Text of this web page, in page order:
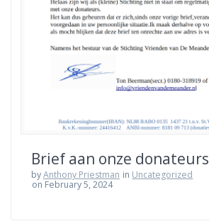
Brief aan onze donateurs
byAnthony Priestman in Uncategorized
on February 5, 2024